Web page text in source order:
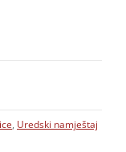
Uredski namještaj